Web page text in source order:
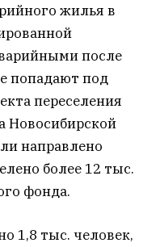
жилья в
после
попадают под
переселения
Новосибирской
направлено
более 12 тыс.
фонда.
1,8 тыс. человек,